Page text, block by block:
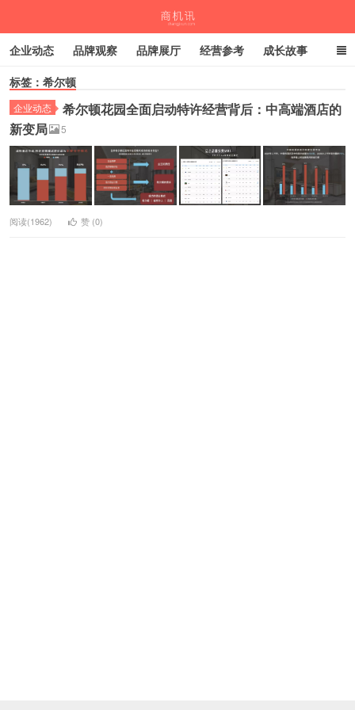
企业动态 品牌观察 品牌展厅 经营参考 成长故事
深度观察 伙伴计划
标签：希尔顿
企业动态
希尔顿花园全面启动特许经营背后：中高端酒店的
新变局
5
阅读(1962) 赞 (0)